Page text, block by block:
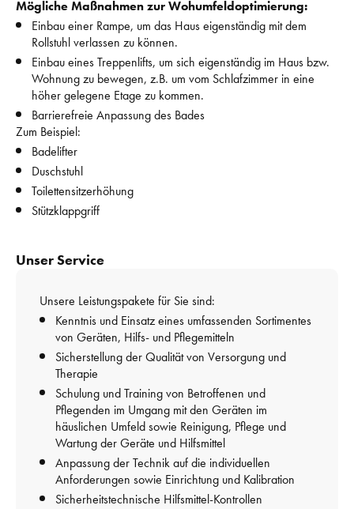
Mögliche Maßnahmen zur Wohumfeldoptimierung:
Einbau einer Rampe, um das Haus eigenständig mit dem
Rollstuhl verlassen zu können.
Einbau eines Treppenlifts, um sich eigenständig im Haus bzw.
Wohnung zu bewegen, z.B. um vom Schlafzimmer in eine
höher gelegene Etage zu kommen.
Barrierefreie Anpassung des Bades
Zum Beispiel:
Badelifter
Duschstuhl
Toilettensitzerhöhung
Stützklappgriff
Unser Service
Unsere Leistungspakete für Sie sind:
Kenntnis und Einsatz eines umfassenden Sortimentes
von Geräten, Hilfs- und Pflegemitteln
Sicherstellung der Qualität von Versorgung und
Therapie
Schulung und Training von Betroffenen und
Pflegenden im Umgang mit den Geräten im
häuslichen Umfeld sowie Reinigung, Pflege und
Wartung der Geräte und Hilfsmittel
Anpassung der Technik auf die individuellen
Anforderungen sowie Einrichtung und Kalibration
Sicherheitstechnische Hilfsmittel-Kontrollen